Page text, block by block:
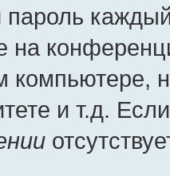
пароль
на
компьютере,
и т.д.